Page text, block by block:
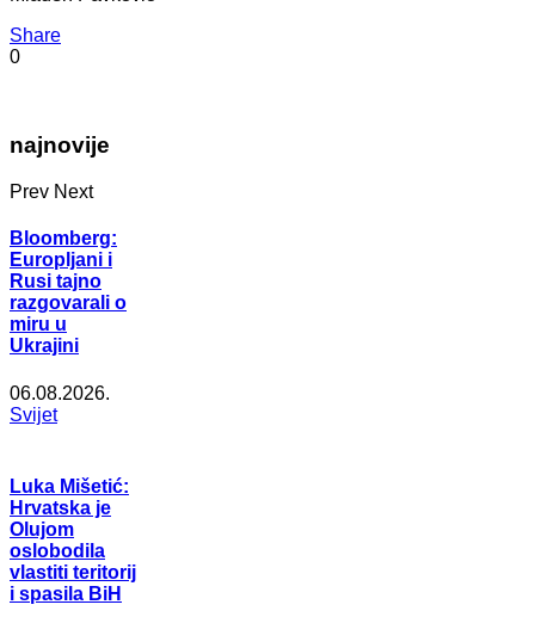
Share
0
najnovije
Prev Next
Bloomberg:
Europljani i
Rusi tajno
razgovarali o
miru u
Ukrajini
06.08.2026.
Svijet
Luka Mišetić:
Hrvatska je
Olujom
oslobodila
vlastiti teritorij
i spasila BiH